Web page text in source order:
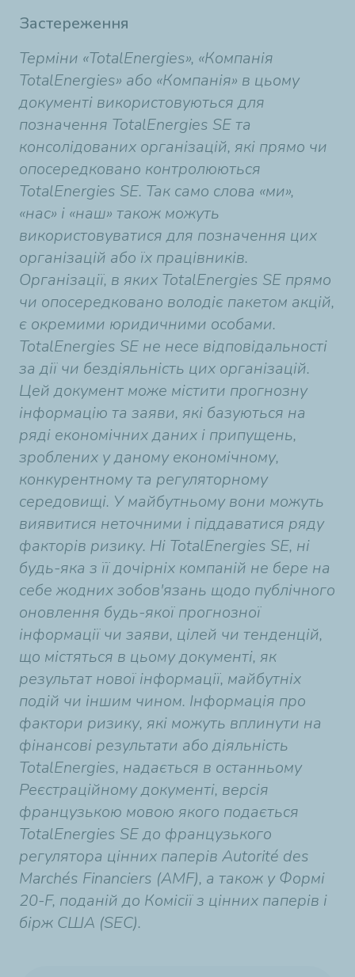
Застереження
Терміни «TotalEnergies», «Компанія
TotalEnergies» або «Компанія» в цьому
документі використовуються для
позначення TotalEnergies SE та
консолідованих організацій, які прямо чи
опосередковано контролюються
TotalEnergies SE. Так само слова «ми»,
«нас» і «наш» також можуть
використовуватися для позначення цих
організацій або їх працівників.
Організації, в яких TotalEnergies SE прямо
чи опосередковано володіє пакетом акцій,
є окремими юридичними особами.
TotalEnergies SE не несе відповідальності
за дії чи бездіяльність цих організацій.
Цей документ може містити прогнозну
інформацію та заяви, які базуються на
ряді економічних даних і припущень,
зроблених у даному економічному,
конкурентному та регуляторному
середовищі. У майбутньому вони можуть
виявитися неточними і піддаватися ряду
факторів ризику. Ні TotalEnergies SE, ні
будь-яка з її дочірніх компаній не бере на
себе жодних зобов'язань щодо публічного
оновлення будь-якої прогнозної
інформації чи заяви, цілей чи тенденцій,
що містяться в цьому документі, як
результат нової інформації, майбутніх
подій чи іншим чином. Інформація про
фактори ризику, які можуть вплинути на
фінансові результати або діяльність
TotalEnergies, надається в останньому
Реєстраційному документі, версія
французькою мовою якого подається
TotalEnergies SE до французького
регулятора цінних паперів Autorité des
Marchés Financiers (AMF), а також у Формі
20-F, поданій до Комісії з цінних паперів і
бірж США (SEC).